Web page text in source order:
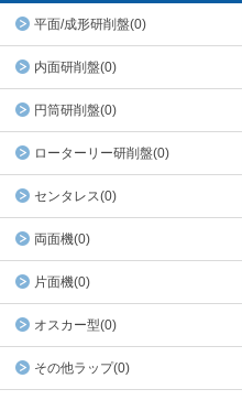
平面/成形研削盤(0)
内面研削盤(0)
円筒研削盤(0)
ローターリー研削盤(0)
センタレス(0)
両面機(0)
片面機(0)
オスカー型(0)
その他ラップ(0)